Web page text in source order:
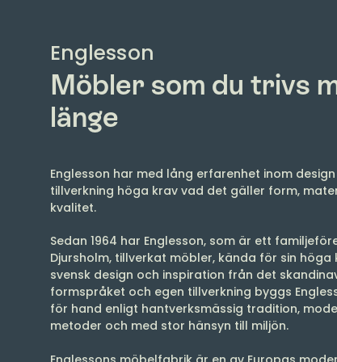
Englesson
Möbler som du trivs
länge
Englesson har med lång erfarenhet inom
tillverkning höga krav vad det gäller form,
kvalitet.
Sedan 1964 har Englesson, som är ett
Djursholm, tillverkat möbler, kända för sin höga
svensk design och inspiration från det
formspråket och egen tillverkning byggs
för hand enligt hantverksmässig tradition,
metoder och med stor hänsyn till miljön.